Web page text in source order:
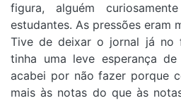
figura, alguém
estudantes. As pressões eram
Tive de deixar o jornal já no
tinha uma leve esperança
acabei por não fazer porque
mais às notas do que às